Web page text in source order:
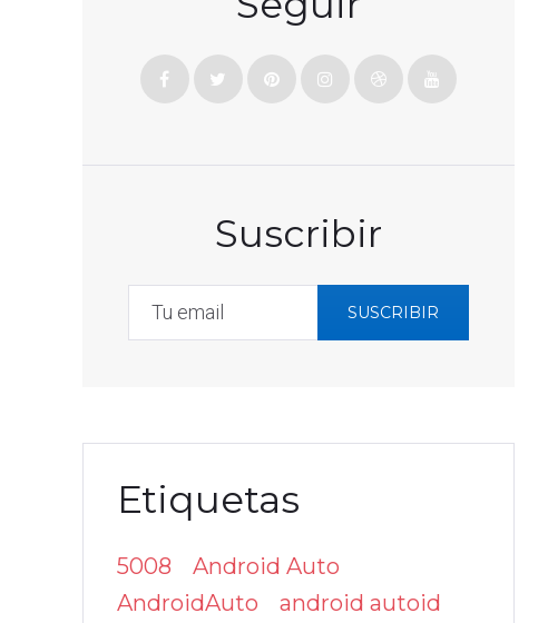
Suscribir
SUSCRIBIR
Etiquetas
5008
Android Auto
AndroidAuto
android autoid